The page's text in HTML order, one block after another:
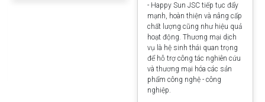
- Happy Sun JSC tiếp tục đẩy
mạnh, hoàn thiện và nâng cấp
chất lượng cũng như hiệu quả
hoạt động. Thương mại dịch
vụ là hệ sinh thái quan trọng
để hỗ trợ công tác nghiên cứu
và thương mại hóa các sản
phẩm công nghệ - công
nghiệp.